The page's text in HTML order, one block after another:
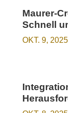
Maurer-
Schnell
OKT. 9, 2025